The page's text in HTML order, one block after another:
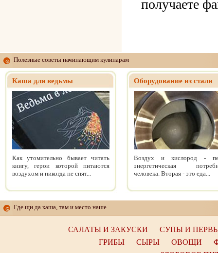
получаете
Полезные советы начинающим кулинарам
Каша для ведьмы
Как утомительно бывает читать
книгу, герои которой питаются
воздухом и никогда не спят...
Оборудование из стали
Воздух и кислород -
энергетическая
человека. Вторая - это еда...
Где щи да каша, там и место наше
САЛАТЫ И ЗАКУСКИ
СУПЫ И
ГРИБЫ
СЫРЫ ОВОЩИ